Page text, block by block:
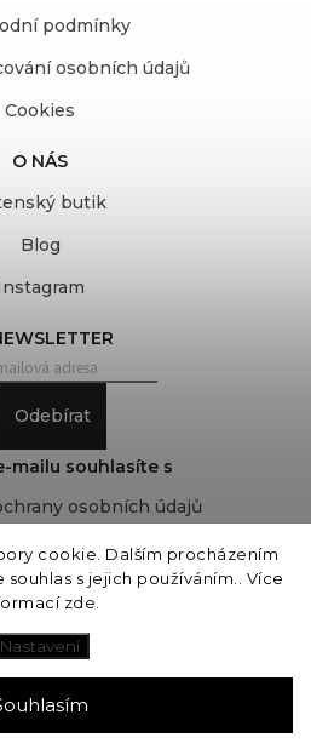
cookie. Dalším procházením
s jejich používáním.. Více
zde
Nastavení
podmínky
osobních údajů
Cookies
O NÁS
butik
Blog
Odebírat
mailu souhlasíte s
osobních údajů
cookies